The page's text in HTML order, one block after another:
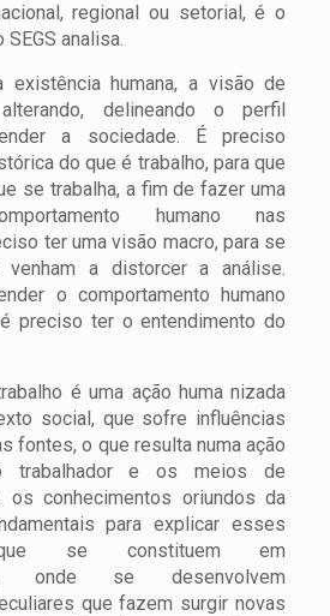
regional ou setorial, é o
analisa.
humana, a visão de
delineando o perfil
a sociedade. É preciso
do que é trabalho, para que
se trabalha, a fim de fazer uma
humano nas
ter uma visão macro, para se
a distorcer a análise.
o comportamento humano
preciso ter o entendimento do
é uma ação huma nizada
social, que sofre influências
fontes, o que resulta numa ação
trabalhador e os meios de
os conhecimentos oriundos da
para explicar esses
que se constituem em
onde se desenvolvem
que fazem surgir novas